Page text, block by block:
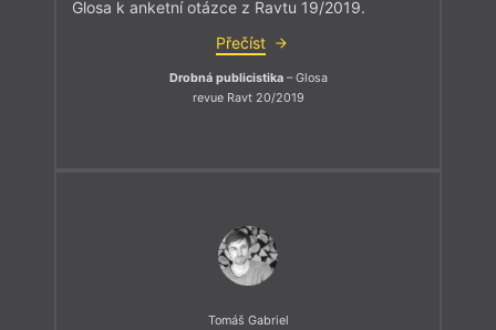
Glosa k anketní otázce z Ravtu 19/2019.
Přečíst
Drobná publicistika– Glosa
revue Ravt 20/2019
Tomáš Gabriel